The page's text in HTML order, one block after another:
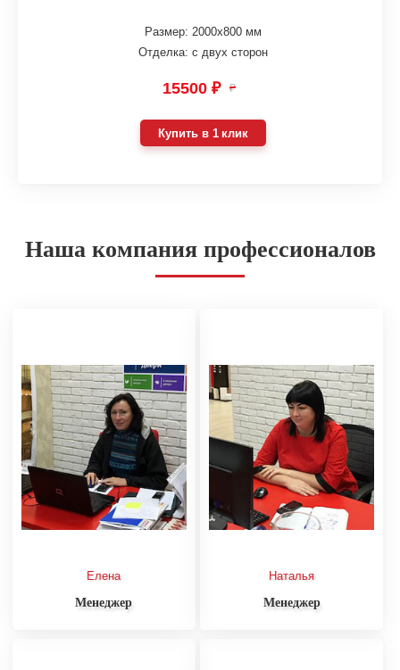
Размер: 2000х800 мм
Отделка: с двух сторон
15500 ₽ ₽
Купить в 1 клик
Наша компания профессионалов
Елена
Менеджер
Наталья
Менеджер